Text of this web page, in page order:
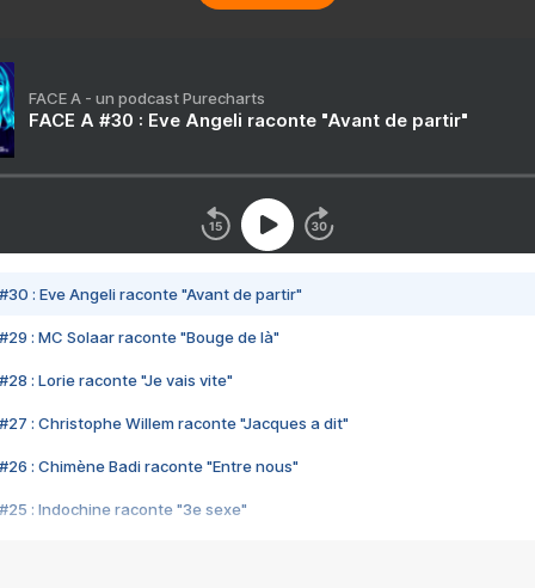
FACE A - un podcast Purecharts
FACE A #30 : Eve Angeli raconte "Avant de partir"
#30 : Eve Angeli raconte "Avant de partir"
#29 : MC Solaar raconte "Bouge de là"
#28 : Lorie raconte "Je vais vite"
#27 : Christophe Willem raconte "Jacques a dit"
#26 : Chimène Badi raconte "Entre nous"
#25 : Indochine raconte "3e sexe"